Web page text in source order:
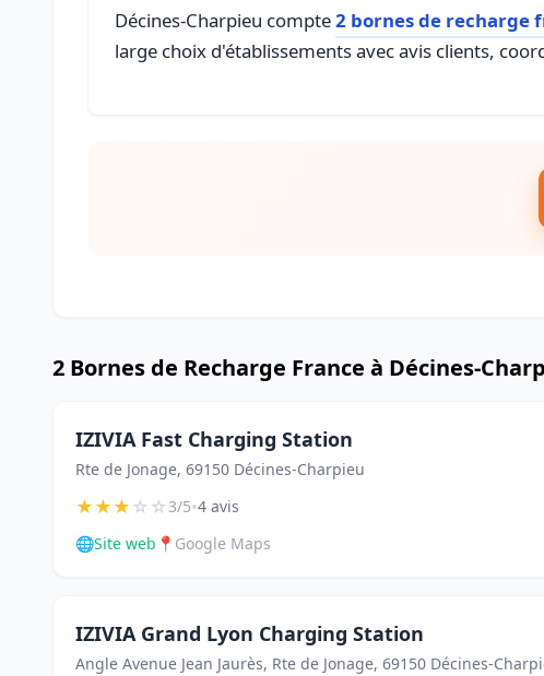
Décines-Charpieu compte2 bornes de recharge
large choix d'établissements avec avis clients,
2 Bornes de Recharge France à Décines-
IZIVIA Fast Charging Station
Rte de Jonage, 69150 Décines-Charpieu
★★★☆☆3/5•4 avis
🌐Site web 📍 Google Maps
IZIVIA Grand Lyon Charging Station
Angle Avenue Jean Jaurès, Rte de Jonage, 69150 Décines-